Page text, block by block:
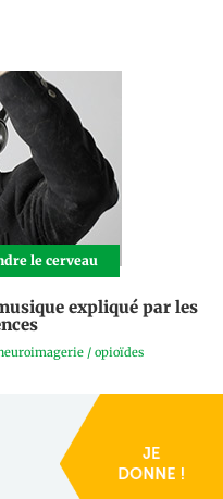
le cerveau
expliqué par les
/ opioïdes